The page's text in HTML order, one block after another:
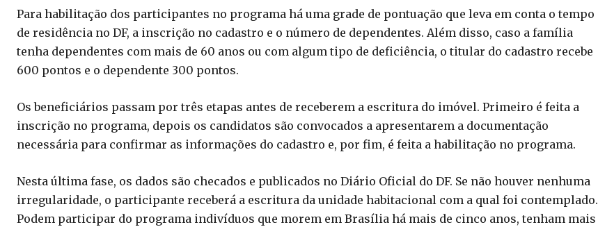
Para habilitação dos participantes no programa há uma grade de pontuação que leva em conta o tempo
de residência no DF, a inscrição no cadastro e o número de dependentes. Além disso, caso a família
tenha dependentes com mais de 60 anos ou com algum tipo de deficiência, o titular do cadastro recebe
600 pontos e o dependente 300 pontos.
Os beneficiários passam por três etapas antes de receberem a escritura do imóvel. Primeiro é feita a
inscrição no programa, depois os candidatos são convocados a apresentarem a documentação
necessária para confirmar as informações do cadastro e, por fim, é feita a habilitação no programa.
Nesta última fase, os dados são checados e publicados no Diário Oficial do DF. Se não houver nenhuma
irregularidade, o participante receberá a escritura da unidade habitacional com a qual foi contemplado.
Podem participar do programa indivíduos que morem em Brasília há mais de cinco anos, tenham mais